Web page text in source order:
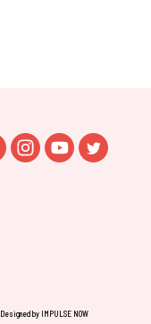
Designed by IMPULSE NOW